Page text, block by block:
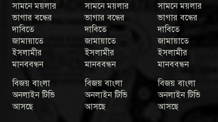
সামনে ময়লার
ভাগার বন্ধের
দাবিতে
জামায়াতে
ইসলামীর
মানববন্ধন
বিজয় বাংলা
অনলাইন টিভি
আসছে
সামনে ময়লার
ভাগার বন্ধের
দাবিতে
জামায়াতে
ইসলামীর
মানববন্ধন
বিজয় বাংলা
অনলাইন টিভি
আসছে
সামনে ময়লার
ভাগার বন্ধের
দাবিতে
জামায়াতে
ইসলামীর
মানববন্ধন
বিজয় বাংলা
অনলাইন টিভি
আসছে